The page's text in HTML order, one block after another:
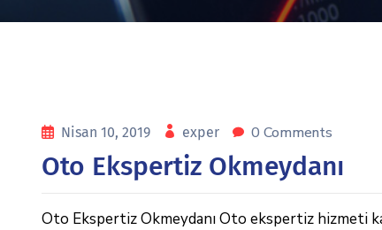
Nisan 10, 2019 exper 0 Comments
Oto Ekspertiz Okmeydanı
Oto Ekspertiz Okmeydanı Oto ekspertiz hizmeti